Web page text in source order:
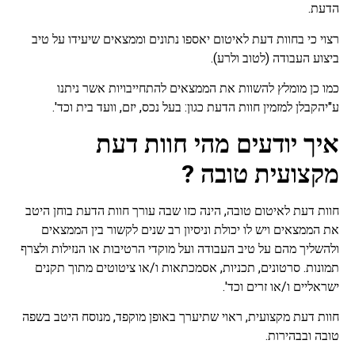
הדעת.
רצוי כי בחוות דעת לאיטום יאספו נתונים וממצאים שיעידו על טיב
ביצוע העבודה (לטוב ולרע).
כמו כן מומלץ להשוות את הממצאים להתחייבויות אשר ניתנו
ע"יהקבלן למזמין חוות הדעת כגון: בעל נכס, יזם, וועד בית וכד'.
איך יודעים מהי חוות דעת
מקצועית טובה ?
חוות דעת לאיטום טובה, הינה כזו שבה עורך חוות הדעת בוחן היטב
את הממצאים ויש לו יכולת וניסיון רב שנים לקשור בין הממצאים
ולהשליך מהם על טיב העבודה ועל מוקדי הרטיבות או הנזילות ולצרף
תמונות. סרטונים, תכניות, אסמכתאות ו/או ציטוטים מתוך תקנים
ישראליים ו/או זרים וכד'.
חוות דעת מקצועית, ראוי שתיערך באופן מוקפד, מנוסח היטב בשפה
טובה ובבהירות.